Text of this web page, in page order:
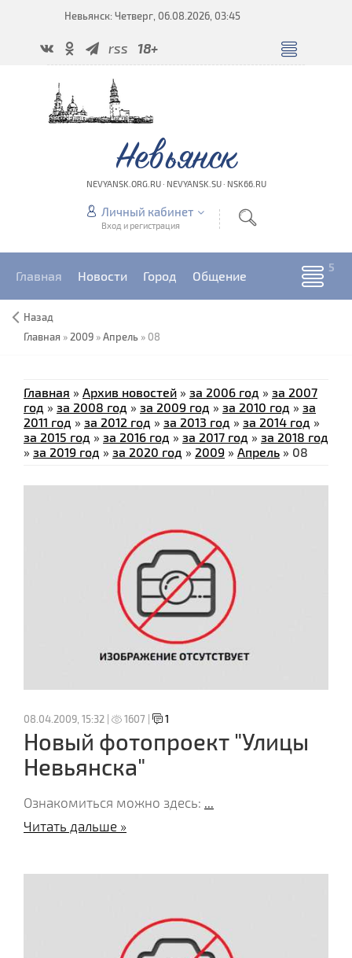
Невьянск: Четверг, 06.08.2026, 03:45
rss 18+
Невьянск
NEVYANSK.ORG.RU · NEVYANSK.SU · NSK66.RU
Личный кабинет
Вход и регистрация
Главная Новости Город Общение
Назад
Главная » 2009 »Апрель » 08
Главная » Архив новостей » за 2006 год » за 2007
год » за 2008 год » за 2009 год » за 2010 год » за
2011 год » за 2012 год » за 2013 год » за 2014 год »
за 2015 год » за 2016 год » за 2017 год » за 2018 год
» за 2019 год » за 2020 год » 2009 » Апрель » 08
08.04.2009, 15:32 | 1607 | 1
Новый фотопроект "Улицы
Невьянска"
Ознакомиться можно здесь: ...
Читать дальше »